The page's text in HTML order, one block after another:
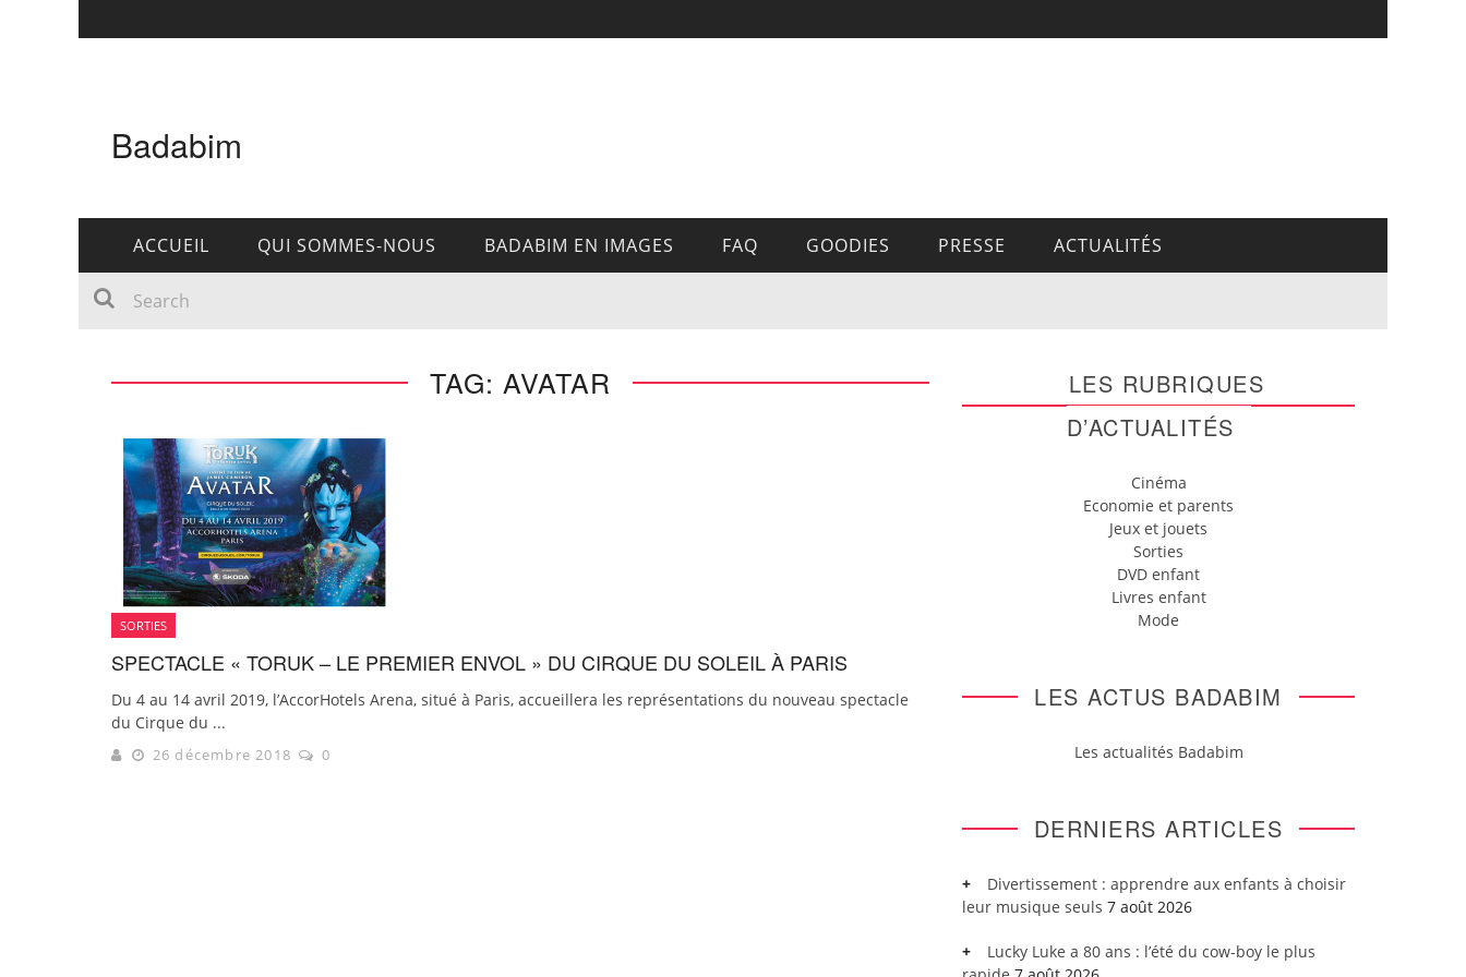
Badabim
ACCUEIL QUI SOMMES-NOUS BADABIM EN IMAGES FAQ GOODIES PRESSE ACTUALITÉS
TAG: AVATAR
SORTIES
SPECTACLE « TORUK – LE PREMIER ENVOL » DU CIRQUE DU SOLEIL À PARIS
Du 4 au 14 avril 2019, l’AccorHotels Arena, situé à Paris, accueillera les représentations du nouveau spectacle
du Cirque du ...
26 décembre 2018 0
LES RUBRIQUES
D’ACTUALITÉS
Cinéma
Economie et parents
Jeux et jouets
Sorties
DVD enfant
Livres enfant
Mode
LES ACTUS BADABIM
Les actualités Badabim
DERNIERS ARTICLES
Divertissement : apprendre aux enfants à choisir
leur musique seuls 7 août 2026
Lucky Luke a 80 ans : l’été du cow-boy le plus